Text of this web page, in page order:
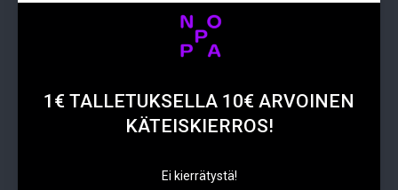
1€ TALLETUKSELLA 10€ ARVOINEN
KÄTEISKIERROS!
Ei kierrätystä!